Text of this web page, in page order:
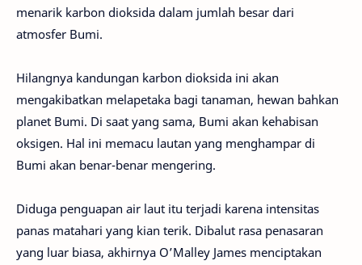
menarik karbon dioksida dalam jumlah besar dari
atmosfer Bumi.
Hilangnya kandungan karbon dioksida ini akan
mengakibatkan melapetaka bagi tanaman, hewan bahkan
planet Bumi. Di saat yang sama, Bumi akan kehabisan
oksigen. Hal ini memacu lautan yang menghampar di
Bumi akan benar-benar mengering.
Diduga penguapan air laut itu terjadi karena intensitas
panas matahari yang kian terik. Dibalut rasa penasaran
yang luar biasa, akhirnya O’Malley James menciptakan